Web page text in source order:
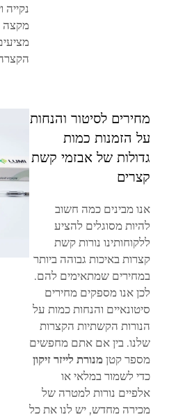
נקייה
מקצה
מחירים לסיטור והנחות
על הזמנות כמות
גדולות של אבזמי קשת
קצרים
אנו מבינים כמה חשוב
להיות מסוגלים להציע
ללקוחותינו נורות קשת
קצרות באיכות גבוהה ביותר
במחירים שמתאימים להם.
לכן אנו מספקים מחירים
סיטונאיים והנחות כמות על
הנורות הקשתיות הקצרות
שלנו. בין אם אתם מחפשים
מספר קטן מנורת לייזר זיקון
כדי לשמור במלאי או
אלפיים נורות למטרה של
מכירה מחדש, יש לנו את כל